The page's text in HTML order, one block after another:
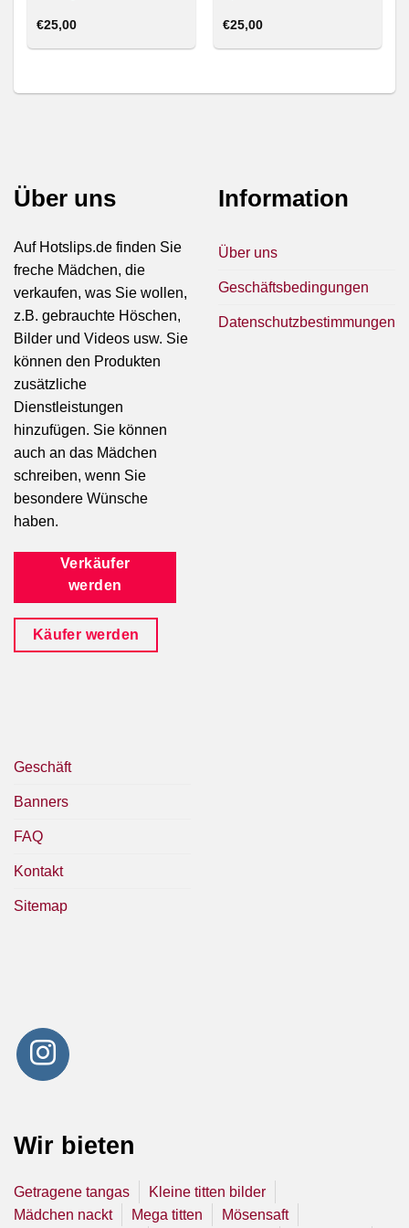
€25,00 €25,00
Über uns
Auf Hotslips.de finden Sie
freche Mädchen, die
verkaufen, was Sie wollen,
z.B. gebrauchte Höschen,
Bilder und Videos usw. Sie
können den Produkten
zusätzliche
Dienstleistungen
hinzufügen. Sie können
auch an das Mädchen
schreiben, wenn Sie
besondere Wünsche
haben.
Verkäufer
werden
Käufer werden
Information
Über uns
Geschäftsbedingungen
Datenschutzbestimmungen
Geschäft
Banners
FAQ
Kontakt
Sitemap
Wir bieten
Getragene tangas
Kleine titten bilder
Mädchen nackt
Mega titten Mösensaft